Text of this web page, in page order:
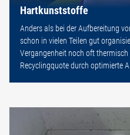
Hartkunststoffe
Anders als bei der Aufbereitung
schon in vielen Teilen gut
Vergangenheit noch oft
Recyclingquote durch optimierte